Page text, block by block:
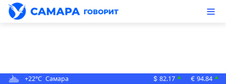
+22°C Самара $ 82.17 ▲ € 94.84 ▲